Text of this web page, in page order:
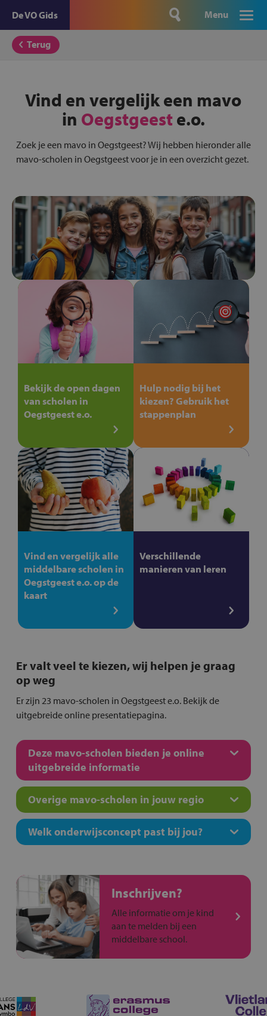
De VO Gids Menu
Terug
Vind en vergelijk een mavo
in Oegstgeest e.o.
Zoek je een mavo in Oegstgeest? Wij hebben hieronder alle
mavo-scholen in Oegstgeest voor je in een overzicht gezet.
Bekijk de open dagen
van scholen in
Oegstgeest e.o.
Hulp nodig bij het
kiezen? Gebruik het
stappenplan
Vind en vergelijk alle
middelbare scholen in
Oegstgeest e.o. op de
kaart
Verschillende
manieren van leren
Er valt veel te kiezen, wij helpen je graag
op weg
Er zijn 23 mavo-scholen in Oegstgeest e.o. Bekijk de
uitgebreide online presentatiepagina.
Deze mavo-scholen bieden je online
uitgebreide informatie
Overige mavo-scholen in jouw regio
Welk onderwijsconcept past bij jou?
Inschrijven?
Alle informatie om je kind
aan te melden bij een
middelbare school.